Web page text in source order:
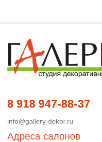
8 918 947-88-37
info@gallery-dekor.ru
Адреса салонов